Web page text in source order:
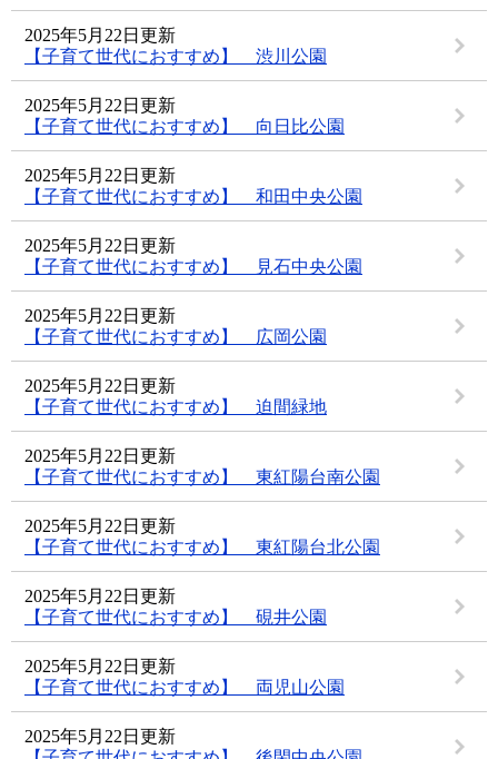
2025年5月22日更新
【子育て世代におすすめ】 渋川公園
2025年5月22日更新
【子育て世代におすすめ】 向日比公園
2025年5月22日更新
【子育て世代におすすめ】 和田中央公園
2025年5月22日更新
【子育て世代におすすめ】 見石中央公園
2025年5月22日更新
【子育て世代におすすめ】 広岡公園
2025年5月22日更新
【子育て世代におすすめ】 迫間緑地
2025年5月22日更新
【子育て世代におすすめ】 東紅陽台南公園
2025年5月22日更新
【子育て世代におすすめ】 東紅陽台北公園
2025年5月22日更新
【子育て世代におすすめ】 硯井公園
2025年5月22日更新
【子育て世代におすすめ】 両児山公園
2025年5月22日更新